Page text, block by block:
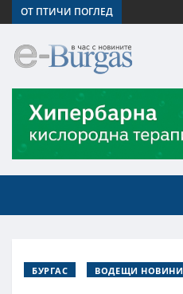
ОТ ПТИЧИ ПОГЛЕД
БУРГАС ВОДЕЩИ НОВИНИ